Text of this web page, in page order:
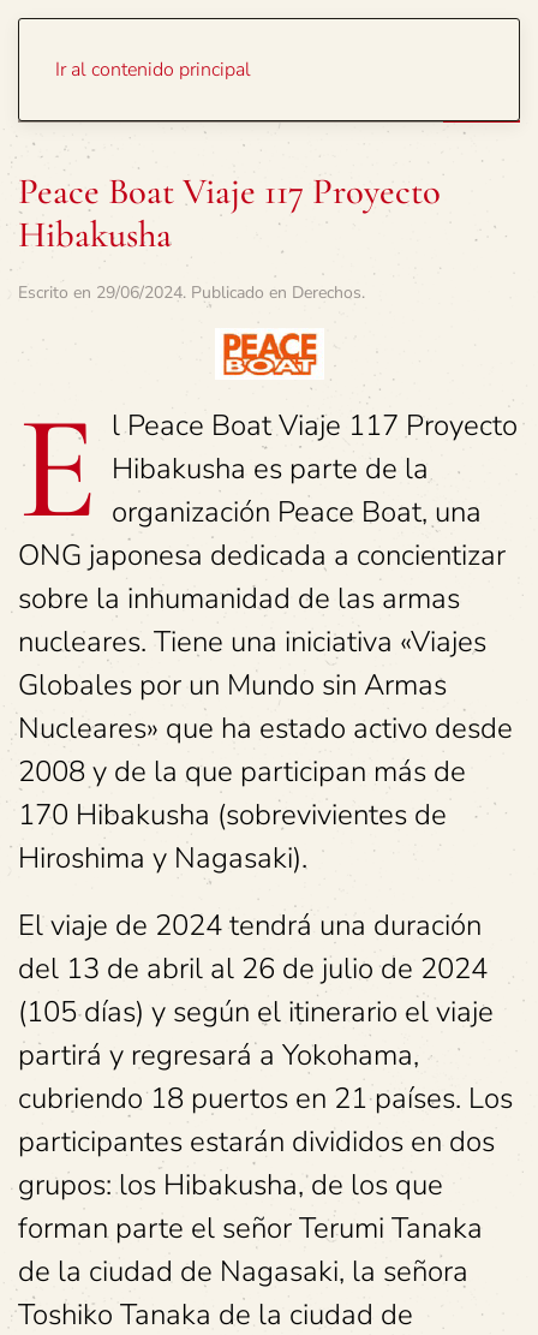
Ir al contenido principal
Peace Boat Viaje 117 Proyecto
Hibakusha
Escrito en 29/06/2024. Publicado en Derechos.
E l Peace Boat Viaje 117 Proyecto
Hibakusha es parte de la
organización Peace Boat, una
ONG japonesa dedicada a concientizar
sobre la inhumanidad de las armas
nucleares. Tiene una iniciativa «Viajes
Globales por un Mundo sin Armas
Nucleares» que ha estado activo desde
2008 y de la que participan más de
170 Hibakusha (sobrevivientes de
Hiroshima y Nagasaki).
El viaje de 2024 tendrá una duración
del 13 de abril al 26 de julio de 2024
(105 días) y según el itinerario el viaje
partirá y regresará a Yokohama,
cubriendo 18 puertos en 21 países. Los
participantes estarán divididos en dos
grupos: los Hibakusha, de los que
forman parte el señor Terumi Tanaka
de la ciudad de Nagasaki, la señora
Toshiko Tanaka de la ciudad de